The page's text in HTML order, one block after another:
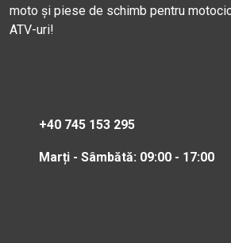
moto și piese de schimb pentru
ATV-uri!
+40 745 153 295
Marți - Sâmbătă: 09:00 - 17:00